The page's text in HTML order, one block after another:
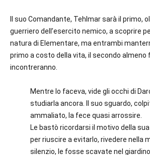
Il suo Comandante, Tehlmar sarà il primo,
guerriero dell’esercito nemico, a scoprire
natura di Elementare, ma entrambi
primo a costo della vita, il secondo almeno
incontreranno.
Mentre lo faceva, vide gli occhi di
studiarla ancora. Il suo sguardo,
ammaliato, la fece quasi arrossire.
Le bastò ricordarsi il motivo della
per riuscire a evitarlo, rivedere nella
silenzio, le fosse scavate nel